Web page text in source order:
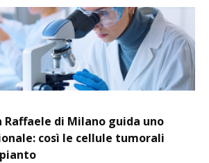
Raffaele di Milano guida uno
così le cellule tumorali